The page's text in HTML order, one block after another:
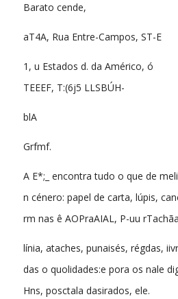
Barato cende,
aT4A, Rua Entre-Campos, ST-E
1, u Estados d. da Américo, ó
TEEEF, T:(6j5 LLSBÚH-
blA
Grfmf.
A E*;_ encontra tudo o que de
n cénero: papel de carta, lúpis,
rm nas ê AOPraAIAL, P-uu
línia, ataches, punaisés, régdas,
das o quolidades:e pora os nale
Hns, posctala dasirados, ele.